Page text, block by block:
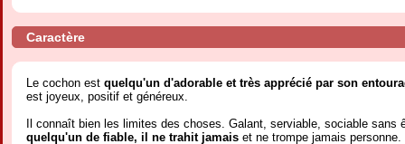
Caractère
Le cochon est quelqu'un d'adorable et très apprécié par son
est joyeux, positif et généreux.
Il connaît bien les limites des choses. Galant, serviable, sociable sans
quelqu'un de fiable, il ne trahit jamais et ne trompe jamais